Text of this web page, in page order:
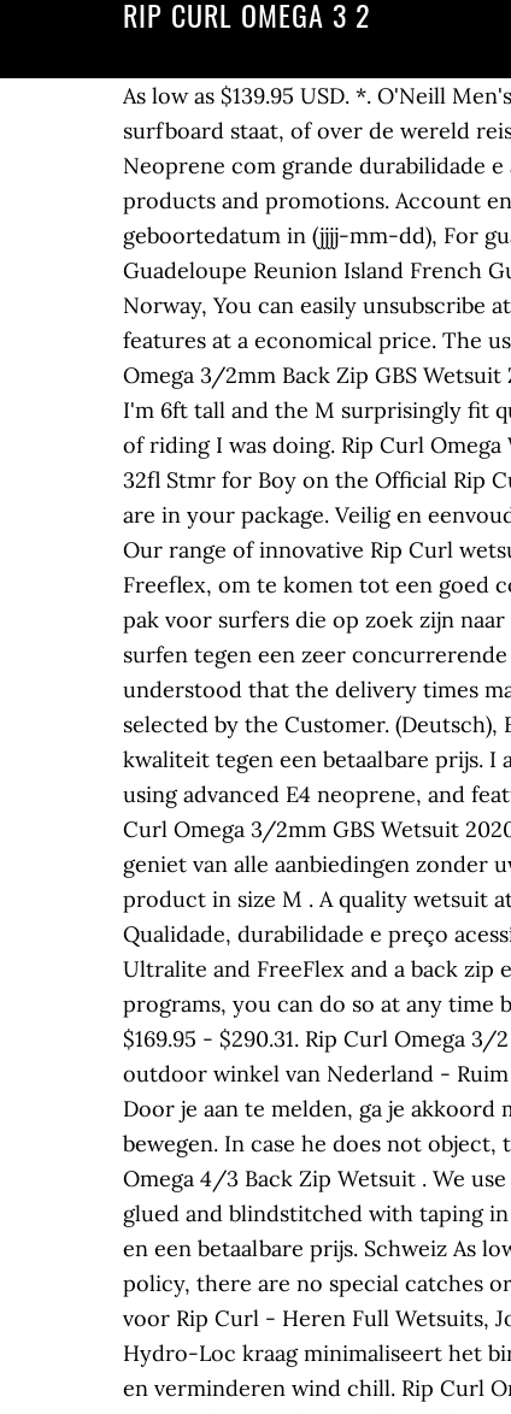
RIP CURL OMEGA 3 2
As low as $139.95 USD. *. O'Neill Men's Epic 3/2mm Back Zip Full Wetsuit 4.6 out of 5 stars 181. Of je nu voor het eerst op een surfboard staat, of over de wereld reist op weg naar een geweldige surfspot, zij gaan met je mee. Click or call 800-927-7671. Ultralite - Neoprene com grande durabilidade e aquecimento. Join the Rip Curl Crew and we will keep you up to date with all the latest news, products and promotions. Account en lijsten Account Retourzendingen en bestellingen. Hallo, Inloggen. Vul een geldige geboortedatum in (jjjj-mm-dd), For guaranteed delivery before Christmas, order by 20th Of December, Shipping cost 25€ for : Guadeloupe Reunion Island French Guyana Mayotte Martinique Canary Islands, Shipping cost 20€ for : Jersey Guernesey Andorra Norway, You can easily unsubscribe at any time via the unsubscribe link in each of our emails. The Omega incorporates high end features at a economical price. The user is informed of the use of cookies by RCE, and the possibility of opposing it. Rip Curl Dames Omega 3/2mm Back Zip GBS Wetsuit Zwart - FreeFlex arm- en schouderpanelen - Voor gemakkelijk peddelen - Hydroloc: Amazon.nl I'm 6ft tall and the M surprisingly fit quite okay, as usually I buy an MT, the arms were slightly short but not too noticeable for the type of riding I was doing. Rip Curl Omega Wetsuits For Men. Rip Curl Omega 3/2 Back Zip . Add to Cart. Buy Online the Rip Curl Jnr.Omega 32fl Stmr for Boy on the Official Rip Curl Website Please note sizing information is listed in centimetres. The form and the return label are in your package. Veilig en eenvoudig bestellen Gratis verzending vanaf € 40 (Nederlands), Belgique Ga naar primaire content.nl. Our range of innovative Rip Curl wetsuits cover you for every season. De gebieden die het meest gevraagd dragen de neopreen Freeflex, om te komen tot een goed comfort en elasticiteit. Junior Omega 3/2 Wetsuit. De neopreen Rip Curl Omega 3/2mm is een pak voor surfers die op zoek zijn naar kwaliteit tegen een betaalbare prijs.Met de Omega, profiteert u van de ervaring van Rip Curl past surfen tegen een zeer concurrerende prijs. Hydroloc Collar - Ajuste da largura do pescoço para melhor conforto impedindo a … It is understood that the delivery times may vary, without exceeding the maximum indicated above, according to the delivery method selected by the Customer. (Deutsch), België De wetsuit Rip Curl Omega 3/2mm Junior is een pak voor surfers die op zoek zijn naar kwaliteit tegen een betaalbare prijs. I am a Surfer with over 3 years of experience, mainly riding Longboard. The Omega is designed using advanced E4 neoprene, and features advanced technology such as mesh skin panels and triple glued, double stitched seams. Rip Curl Omega 3/2mm GBS Wetsuit 2020 - Black / Navy. Bezoek xtremeinn, uw online winkel voor uw extreme sporten uitrusting en geniet van alle aanbiedingen zonder uw huis te verlaten. Rip Curl Corpo